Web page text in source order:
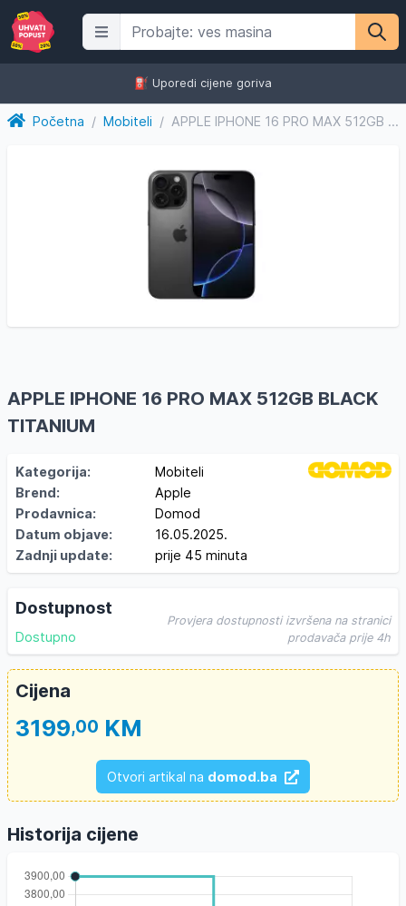
⛽️ Uporedi cijene goriva
Početna / Mobiteli / APPLE IPHONE 16 PRO MAX 512GB BLACK TITANIUM
APPLE IPHONE 16 PRO MAX 512GB BLACK
TITANIUM
Kategorija:
Mobiteli
Brend:
Apple
Prodavnica:
Domod
Datum objave:
16.05.2025.
Zadnji update:
prije 45 minuta
Dostupnost
Dostupno
Provjera dostupnosti izvršena na stranici
prodavača prije 4h
Cijena
3199,00 KM
Otvori artikal na domod.ba
Historija cijene